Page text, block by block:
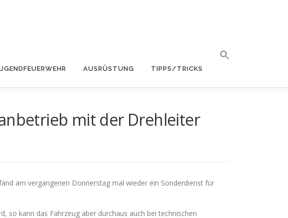
AUSRÜSTUNG TIPPS/TRICKS
mit der Drehleiter
am vergangenen Donnerstag mal wieder ein Sonderdienst für
so kann das Fahrzeug aber durchaus auch bei technischen